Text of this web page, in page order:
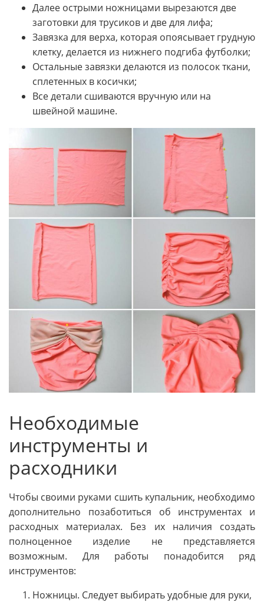
Далее острыми ножницами вырезаются две
заготовки для трусиков и две для лифа;
Завязка для верха, которая опоясывает грудную
клетку, делается из нижнего подгиба футболки;
Остальные завязки делаются из полосок ткани,
сплетенных в косички;
Все детали сшиваются вручную или на
швейной машине.
Необходимые
инструменты и
расходники
Чтобы своими руками сшить купальник, необходимо
дополнительно позаботиться об инструментах и
расходных материалах. Без их наличия создать
полноценное изделие не представляется
возможным. Для работы понадобится ряд
инструментов:
Ножницы. Следует выбирать удобные для руки,